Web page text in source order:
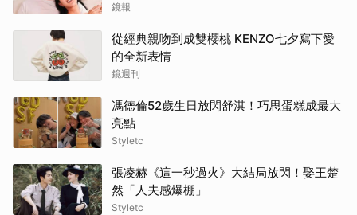
鏡報
從經典親吻到成雙櫻桃 KENZO七夕寫下愛
的全新表情
鏡週刊
馮德倫52歲生日放閃舒淇！巧思蛋糕成最大
亮點
Styletc
張凌赫《這一秒過火》大結局放閃！娶王楚
然「人夫感爆棚」
Styletc